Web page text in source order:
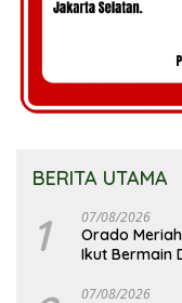
BERITA UTAMA
1 07/08/2026
Orado
Ikut Bermain
07/08/2026